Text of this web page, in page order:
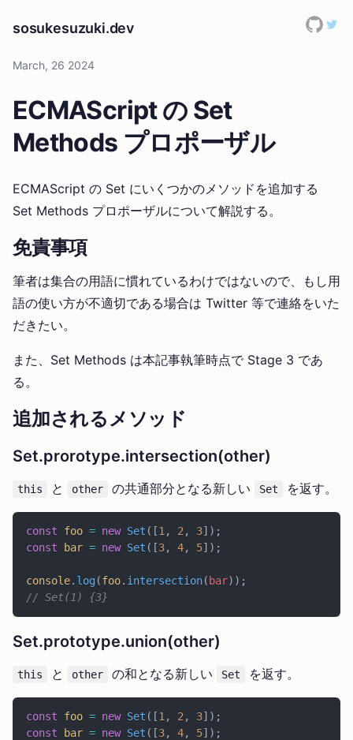
sosukesuzuki.dev
March, 26 2024
ECMAScript の Set
Methods プロポーザル
ECMAScript の Set にいくつかのメソッドを追加する
Set Methods プロポーザルについて解説する。
免責事項
筆者は集合の用語に慣れているわけではないので、もし用
語の使い方が不適切である場合は Twitter 等で連絡をいた
だきたい。
また、Set Methods は本記事執筆時点で Stage 3 であ
る。
追加されるメソッド
Set.prorotype.intersection(other)
this と other の共通部分となる新しい Set を返す。
const foo = new Set ([1 , 2 , 3]);
const bar = new Set ([3, 4, 5]);
console. log (foo. intersection( bar));
// Set(1) {3}
Set.prototype.union(other)
this と other の和となる新しい Set を返す。
const foo = new Set ([1 , 2 , 3]);
const bar = new Set ([3, 4, 5]);